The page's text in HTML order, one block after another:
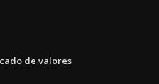
de valores